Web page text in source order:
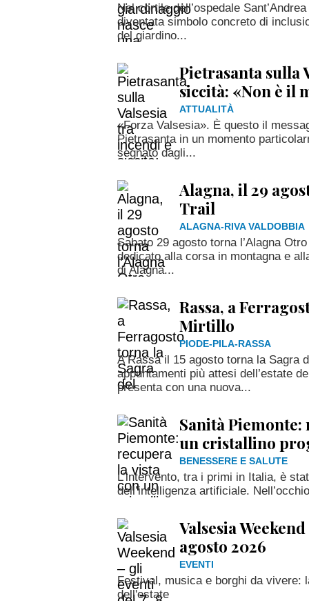
Nel cortile dell’ospedale
diventata simbolo concreto di
del giardino...
Pietrasanta sulla
siccità: «Non è il
ATTUALITÀ
«Forza Valsesia». È questo il
Pietrasanta in un momento
segnato dagli...
Alagna, il 29
Trail
ALAGNA-RIVA VALDOBBIA
Sabato 29 agosto torna l’Alagna
dedicato alla corsa in montagna e
di Alagna...
Rassa, a
Mirtillo
PIODE-PILA-RASSA
A Rassa il 15 agosto torna la Sagra
appuntamenti più attesi dell’estate
presenta con una nuova...
Sanità
un cristallino
BENESSERE E SALUTE
L’intervento, tra i primi in Italia, è
dell’intelligenza artificiale.
Valsesia
agosto 2026
EVENTI
Festival, musica e borghi da vivere:
dell'estate